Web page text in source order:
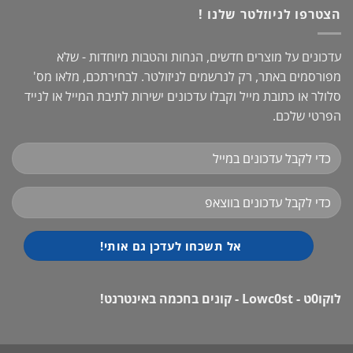
הצטרפו לניוזלטר שלנו !
עדכונים על מוצרים חדשים, הנחות והטבות מיוחדות - שלא
מפורסמים באתר, רק לנרשמים לניזולטר. לבחירתכם, מלאו מס'
סלולר או כתובת מייל וקבלו עדכונים ישירות לתיבת המייל או לנייד
הפרטי שלכם.
לוקו0ט - Lowc0st - קונים בחכמה באינטרנט!